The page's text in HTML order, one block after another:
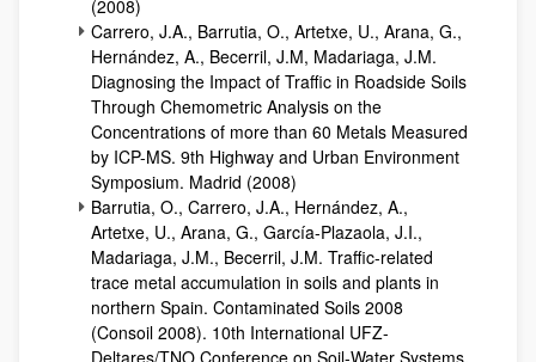
(2008)
Carrero, J.A., Barrutia, O., Artetxe, U., Arana, G.,
Hernández, A., Becerril, J.M, Madariaga, J.M.
Diagnosing the Impact of Traffic in Roadside Soils
Through Chemometric Analysis on the
Concentrations of more than 60 Metals Measured
by ICP-MS. 9th Highway and Urban Environment
Symposium. Madrid (2008)
Barrutia, O., Carrero, J.A., Hernández, A.,
Artetxe, U., Arana, G., García-Plazaola, J.I.,
Madariaga, J.M., Becerril, J.M. Traffic-related
trace metal accumulation in soils and plants in
northern Spain. Contaminated Soils 2008
(Consoil 2008). 10th International UFZ-
Deltares/TNO Conference on Soil-Water Systems.